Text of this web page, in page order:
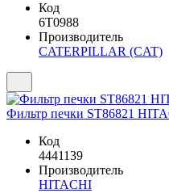
Код
6T0988
Производитель
CATERPILLAR (CAT)
Фильтр печки ST86821
Код
4441139
Производитель
HITACHI